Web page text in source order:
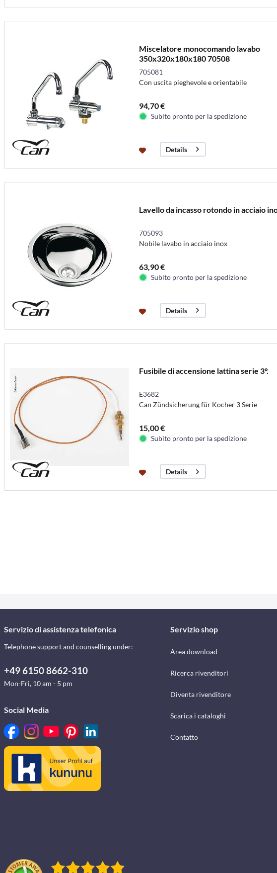
Miscelatore monocomando lavabo
350x320x180x180 70508
705081
Con uscita pieghevole e orientabile
94,70 €
Subito pronto per la spedizione
Details
Lavello da incasso rotondo in acciaio
705093
Nobile lavabo in acciaio inox
63,90 €
Subito pronto per la spedizione
Details
Fusibile di accensione lattina serie 3°.
E3682
Can Zündsicherung für Kocher 3 Serie
15,00 €
Subito pronto per la spedizione
Details
Servizio di assistenza telefonica
Telephone support and counselling under:
+49 6150 8662-310
Mon-Fri, 10 am - 5 pm
Social Media
Servizio shop
Area download
Ricerca rivenditori
Diventa rivenditore
Scarica i cataloghi
Contatto